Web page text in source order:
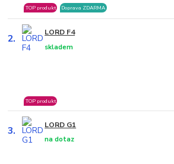
TOP produkt Doprava ZDARMA
2. LORD F4
skladem
TOP produkt
3. LORD G1
na dotaz